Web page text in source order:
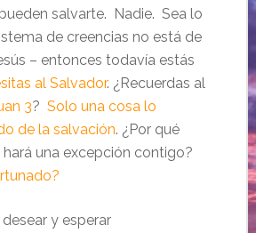
salvarte. Nadie. Sea lo
de creencias no está de
– entonces todavía estás
al Salvador. ¿Recuerdas al
3? Solo una cosa lo
de la salvación. ¿Por qué
hará una excepción contigo?
desear y esperar